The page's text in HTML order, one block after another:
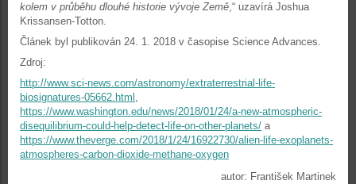
kolem v průběhu dlouhé historie vývoje Země,“ uzavírá Joshua
Krissansen-Totton.
Článek byl publikován 24. 1. 2018 v časopise Science Advances.
Zdroj:
http://www.sci-news.com/astronomy/extraterrestrial-life-
biosignatures-05662.html ,
https://www.washington.edu/news/2018/01/24/a-new-atmospheric-
disequilibrium-could-help-detect-life-on-other-planets/ a
https://www.theverge.com/2018/1/24/16922730/alien-life-exoplanets-
atmospheres-carbon-dioxide-methane-oxygen
autor: František Martinek